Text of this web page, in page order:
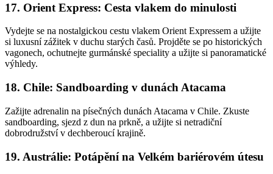
17. Orient Express: Cesta vlakem do minulosti
Vydejte se na nostalgickou cestu vlakem Orient Expressem a užijte
si luxusní zážitek v duchu starých časů. Projděte se po historických
vagonech, ochutnejte gurmánské speciality a užijte si panoramatické
výhledy.
18. Chile: Sandboarding v dunách Atacama
Zažijte adrenalin na písečných dunách Atacama v Chile. Zkuste
sandboarding, sjezd z dun na prkně, a užijte si netradiční
dobrodružství v dechberoucí krajině.
19. Austrálie: Potápění na Velkém bariérovém útesu